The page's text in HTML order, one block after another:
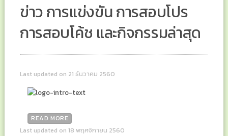
ข่าว การแข่งขัน การสอบโปร
การสอบโค้ช และกิจกรรมล่าสุด
Last updated on 21 ธันวาคม 2560
READ MORE
Last updated on 18 พฤศจิกายน 2560